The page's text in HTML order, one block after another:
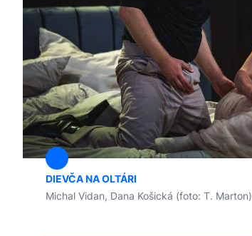
DIEVČA NA OLTÁRI
Michal Vidan, Dana Košická (foto: T. Marton)